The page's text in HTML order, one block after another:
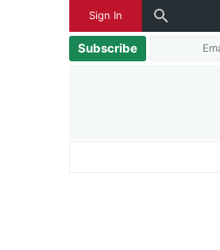
Sign In
Subscribe